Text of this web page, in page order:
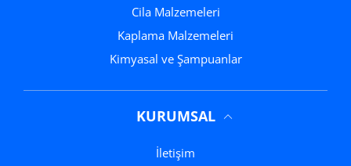
Cila Malzemeleri
Kaplama Malzemeleri
Kimyasal ve Şampuanlar
KURUMSAL
İletişim